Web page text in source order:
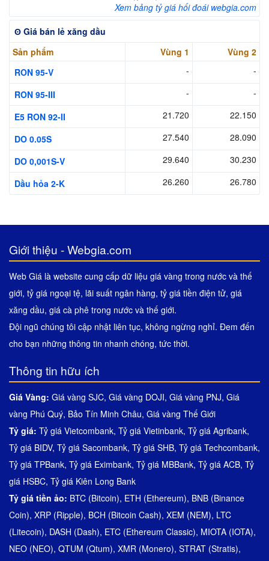
Xem bảng tỷ giá hối đoái webgia.com
ʘ Giá bán lẻ xăng dầu
Sản phẩm
Vùng 1
Vùng 2
RON 95-V
-
-
RON 95-III
-
-
E5 RON 92-II
21.720
22.150
DO 0.05S
27.540
28.090
DO 0,001S-V
29.640
30.230
Dầu hỏa 2-K
26.260 26.780
Giới thiệu - Webgia.com
Web Giá là website cung cấp dữ liệu giá vàng trong nước và thế
giới, tỷ giá ngoại tệ, lãi suất ngân hàng, tỷ giá tiền điện tử, giá
xăng dầu, giá cà phê trong nước và thế giới.
Đội ngũ chúng tôi cập nhật liên tục, không ngừng nghỉ. Đem đến
cho bạn những thông tin nhanh chóng, tức thời.
Thông tin hữu ích
Giá Vàng: Giá vàng SJC, Giá vàng DOJI, Giá vàng PNJ, Giá
vàng Phú Quý, Bảo Tín Minh Châu, Giá vàng Thế Giới
Tỷ giá: Tỷ giá Vietcombank, Tỷ giá Vietinbank, Tỷ giá Agribank,
Tỷ giá BIDV, Tỷ giá Sacombank, Tỷ giá SHB, Tỷ giá Techcombank,
Tỷ giá TPBank, Tỷ giá Eximbank, Tỷ giá MBBank, Tỷ giá ACB, Tỷ
giá HSBC, Tỷ giá Kiên Long Bank
Tỷ giá tiền ảo: BTC (Bitcoin), ETH (Ethereum), BNB (Binance
Coin), XRP (Ripple), BCH (Bitcoin Cash), XEM (NEM), LTC
(Litecoin), DASH (Dash), ETC (Ethereum Classic), MIOTA (IOTA),
NEO (NEO), QTUM (Qtum), XMR (Monero), STRAT (Stratis),